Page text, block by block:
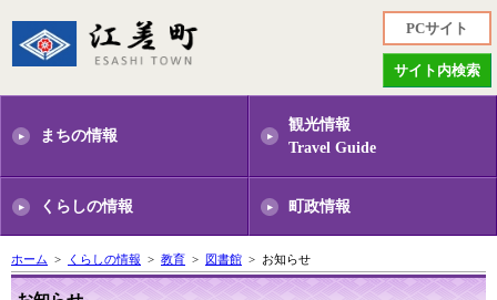
PCサイト
サイト内検索
まちの情報
観光情報
Travel Guide
くらしの情報 町政情報
ホーム > くらしの情報 > 教育 > 図書館 > お知らせ